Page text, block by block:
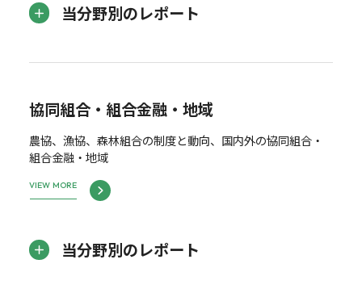
当分野別のレポート
協同組合・組合金融・地域
農協、漁協、森林組合の制度と動向、国内外の協同組合・
組合金融・地域
VIEW MORE
当分野別のレポート